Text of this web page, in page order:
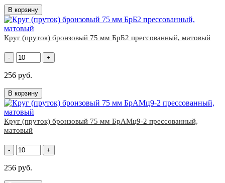
В корзину
Круг (пруток) бронзовый 75 мм БрБ2 прессованный, матовый
- +
256 руб.
В корзину
Круг (пруток) бронзовый 75 мм БрАМц9-2 прессованный,
матовый
- +
256 руб.